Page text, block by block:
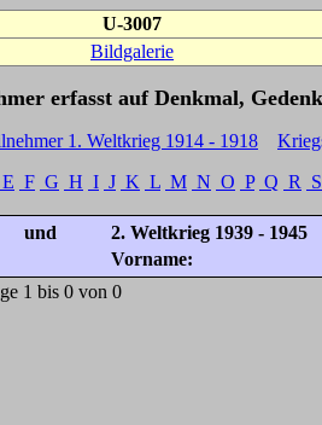
U-3007
Bildgalerie
erfasst auf Denkmal,
1. Weltkrieg 1914 - 1918
E F G H I J K L M N O P Q R S
und
2. Weltkrieg 1939 - 1945
Vorname:
1 bis 0 von 0